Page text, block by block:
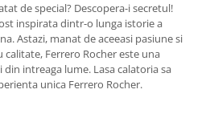
de special? Descopera-i secretul!
inspirata dintr-o lunga istorie a
Astazi, manat de aceeasi pasiune si
Ferrero Rocher este una
intreaga lume. Lasa calatoria sa
unica Ferrero Rocher.